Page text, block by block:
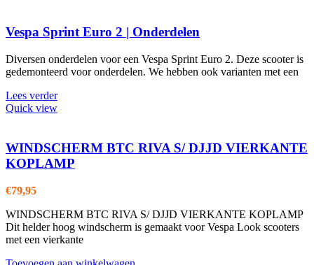
Vespa Sprint Euro 2 | Onderdelen
Diversen onderdelen voor een Vespa Sprint Euro 2. Deze scooter is
gedemonteerd voor onderdelen. We hebben ook varianten met een
Lees verder
Quick view
WINDSCHERM BTC RIVA S/ DJJD VIERKANTE
KOPLAMP
€79,95
WINDSCHERM BTC RIVA S/ DJJD VIERKANTE KOPLAMP
Dit helder hoog windscherm is gemaakt voor Vespa Look scooters
met een vierkante